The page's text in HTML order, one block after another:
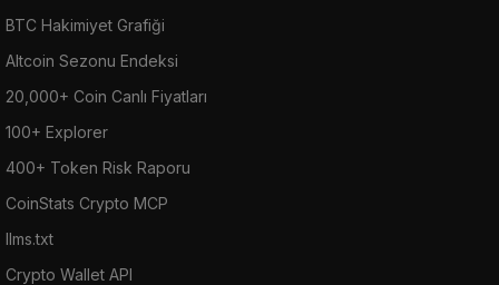
BTC Hakimiyet Grafiği
Altcoin Sezonu Endeksi
20,000+ Coin Canlı Fiyatları
100+ Explorer
400+ Token Risk Raporu
CoinStats Crypto MCP
llms.txt
Crypto Wallet API